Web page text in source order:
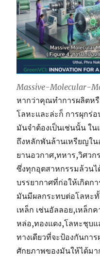
Massive-Molecular-
หากว่าคุณทำการผลิตห
โลหะและล่ะก็ การผุกร่
มันจำต้องเป็นเช่นนั้น ใ
ถึงหลักพันล้านเหรียญใ
ยานอวกาศ,ทหาร,วิศว
ซึ่งทุกอุตสาหกรรมล้วน
บรรยากาศที่ก่อให้เกิดก
มันมีผลกระทบต่อโลหะ
เหล็ก เช่นอัลลอย,เหล็ก
หล่อ,ทองแดง,โลหะชุบแ
ทางเดียวที่จะป้องกันกา
ศักยภาพของมันให้ได้ม